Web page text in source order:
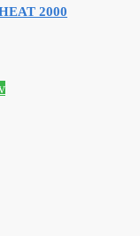
2000